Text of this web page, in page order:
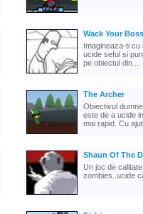
Wack Your Boss
Imagineaza-ti cu
ucide seful si
pe obiectul din ...
The Archer
Obiectivul
este de a ucide
mai rapid. Cu
Shaun Of The
Un joc de
zombies..ucide